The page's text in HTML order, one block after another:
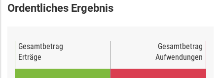
Ordentliches Ergebnis
Gesamtbetrag
Erträge
Gesamtbetrag
Aufwendungen